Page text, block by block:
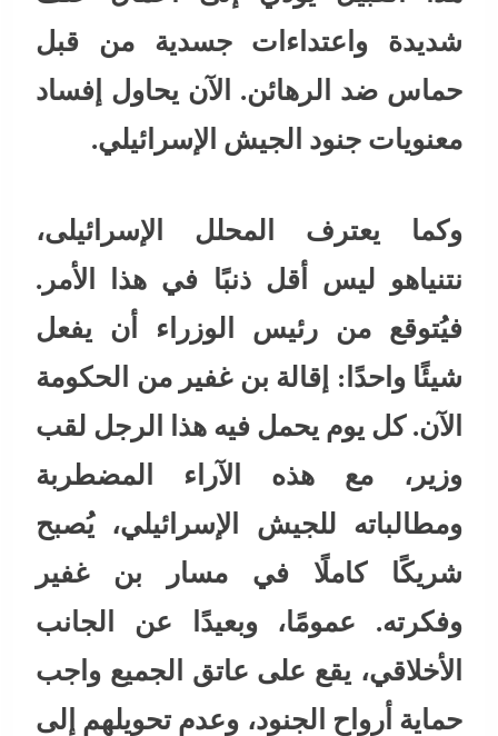
شديدة واعتداءات جسدية من قبل
حماس ضد الرهائن. الآن يحاول إفساد
معنويات جنود الجيش الإسرائيلي.
وكما يعترف المحلل الإسرائيلى،
نتنياهو ليس أقل ذنبًا في هذا الأمر.
فيُتوقع من رئيس الوزراء أن يفعل
شيئًا واحدًا: إقالة بن غفير من الحكومة
الآن. كل يوم يحمل فيه هذا الرجل لقب
وزير، مع هذه الآراء المضطربة
ومطالباته للجيش الإسرائيلي، يُصبح
شريكًا كاملًا في مسار بن غفير
وفكرته. عمومًا، وبعيدًا عن الجانب
الأخلاقي، يقع على عاتق الجميع واجب
حماية أرواح الجنود، وعدم تحويلهم إلى